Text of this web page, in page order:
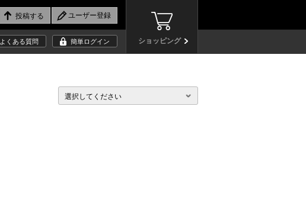
ショッピング
よくある質問 簡単ログイン
選択してください